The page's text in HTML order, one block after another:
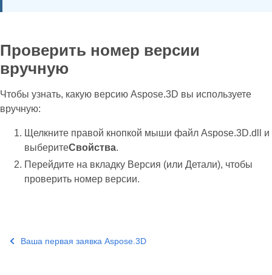
Проверить номер версии
вручную
Чтобы узнать, какую версию Aspose.3D вы используете
вручную:
Щелкните правой кнопкой мыши файл Aspose.3D.dll и
выберитеСвойства.
Перейдите на вкладку Версия (или Детали), чтобы
проверить номер версии.
Ваша первая заявка Aspose.3D